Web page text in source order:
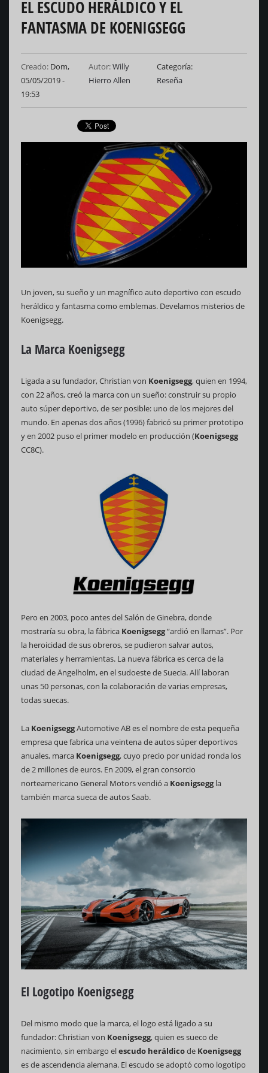
EL ESCUDO HERÁLDICO Y EL
FANTASMA DE KOENIGSEGG
Creado: Dom,
05/05/2019 -
19:53
Autor:Willy
Hierro Allen
Categoría
Reseña
Un joven, su sueño y un magnífico auto deportivo con escudo
heráldico y fantasma como emblemas. Develamos misterios de
Koenigsegg.
La Marca Koenigsegg
Ligada a su fundador, Christian von Koenigsegg, quien en 1994,
con 22 años, creó la marca con un sueño: construir su propio
auto súper deportivo, de ser posible: uno de los mejores del
mundo. En apenas dos años (1996) fabricó su primer prototipo
y en 2002 puso el primer modelo en producción (Koenigsegg
CC8C).
Pero en 2003, poco antes del Salón de Ginebra, donde
mostraría su obra, la fábrica Koenigsegg“ardió en llamas”. Por
la heroicidad de sus obreros, se pudieron salvar autos,
materiales y herramientas. La nueva fábrica es cerca de la
ciudad de Ängelholm, en el sudoeste de Suecia. Allí laboran
unas 50 personas, con la colaboración de varias empresas,
todas suecas.
La KoenigseggAutomotive AB es el nombre de esta pequeña
empresa que fabrica una veintena de autos súper deportivos
anuales, marca Koenigsegg, cuyo precio por unidad ronda los
de 2 millones de euros. En 2009, el gran consorcio
norteamericano General Motors vendió a Koenigseggla
también marca sueca de autos Saab.
El Logotipo Koenigsegg
Del mismo modo que la marca, el logo está ligado a su
fundador: Christian von Koenigsegg, quien es sueco de
nacimiento, sin embargo elescudo heráldicode Koenigsegg
es de ascendencia alemana. El escudo se adoptó como logotipo